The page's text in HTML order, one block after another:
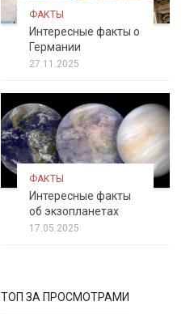
ФАКТЫ
Интересные факты о
Германии
27.11.2025
ФАКТЫ
Интересные факты
об экзопланетах
17.05.2025
ТОП ЗА ПРОСМОТРАМИ